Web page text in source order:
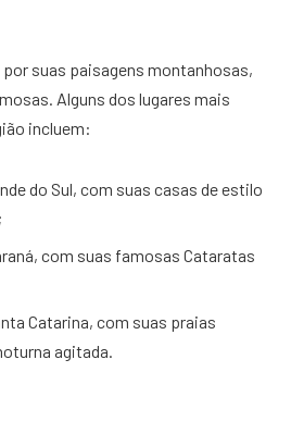
por suas paisagens montanhosas,
Alguns dos lugares mais
incluem:
do Sul, com suas casas de estilo
com suas famosas Cataratas
Catarina, com suas praias
agitada.